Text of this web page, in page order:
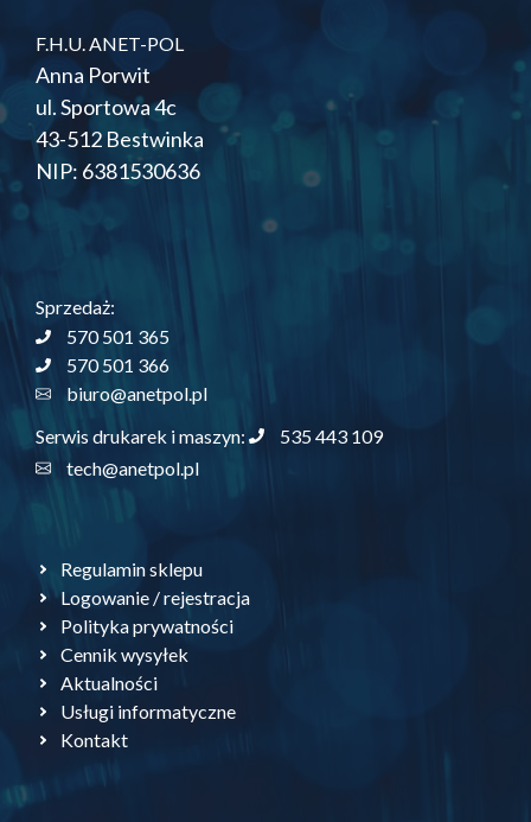
F.H.U. ANET-POL
Anna Porwit
ul. Sportowa 4c
43-512 Bestwinka
NIP: 6381530636
Sprzedaż:
570 501 365
570 501 366
biuro@anetpol.pl
Serwis drukarek i maszyn:
535 443 109
tech@anetpol.pl
Regulamin sklepu
Logowanie / rejestracja
Polityka prywatności
Cennik wysyłek
Aktualności
Usługi informatyczne
Kontakt